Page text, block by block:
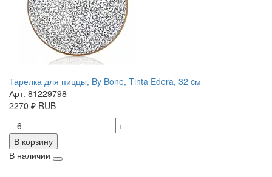
Тарелка для пиццы, By Bone, Tinta Edera, 32 cм
Арт. 81229798
2270 ₽ RUB
-
+
В корзину
В наличии